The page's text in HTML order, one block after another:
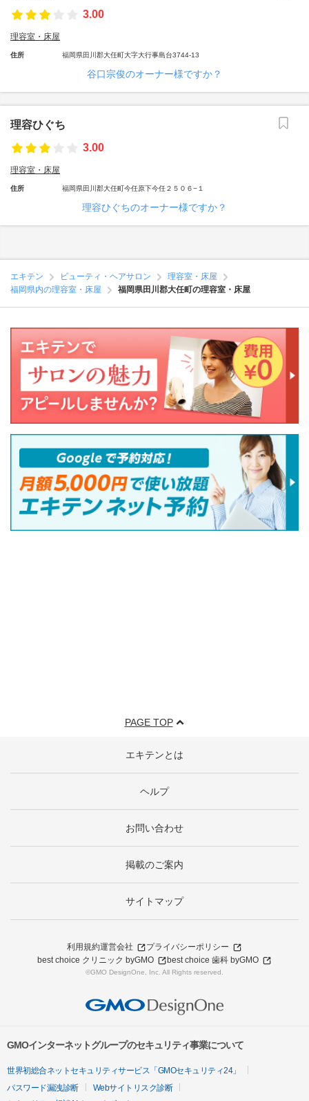
3.00
理容室・床屋
住所 福岡県田川郡大任町大字大行事島台3744-13
谷口宗俊のオーナー様ですか？
理容ひぐち
3.00
理容室・床屋
住所 福岡県田川郡大任町今任原下今任２５０６−１
理容ひぐちのオーナー様ですか？
エキテン ビューティ・ヘアサロン
理容室・床屋
福岡県内の理容室・床屋
福岡県田川郡大任町の理容室・床屋
PAGE TOP
エキテンとは
ヘルプ
お問い合わせ
掲載のご案内
サイトマップ
利用規約運営会社
プライバシーポリシー
best choice クリニック byGMO
best choice 歯科 byGMO
©GMO DesignOne, Inc. All Rights reserved.
GMOインターネットグループのセキュリティ事業について
世界初総合ネットセキュリティサービス「GMOセキュリティ24」
パスワード漏洩診断
Webサイトリスク診断